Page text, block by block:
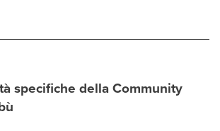
specifiche della Community